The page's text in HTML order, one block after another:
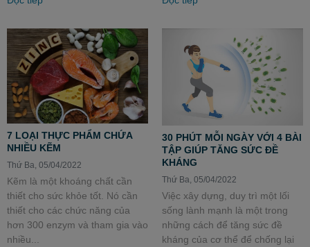
7 LOẠI THỰC PHẨM CHỨA
NHIỀU KẼM
Thứ Ba, 05/04/2022
Kẽm là một khoáng chất cần
thiết cho sức khỏe tốt. Nó cần
thiết cho các chức năng của
hơn 300 enzym và tham gia vào
nhiều...
30 PHÚT MỖI NGÀY VỚI 4 BÀI
TẬP GIÚP TĂNG SỨC ĐỀ
KHÁNG
Thứ Ba, 05/04/2022
Việc xây dựng, duy trì một lối
sống lành mạnh là một trong
những cách để tăng sức đề
kháng của cơ thể để chống lại